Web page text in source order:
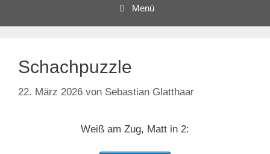
Menü
Schachpuzzle
22. März 2026 von Sebastian Glatthaar
Weiß am Zug, Matt in 2: